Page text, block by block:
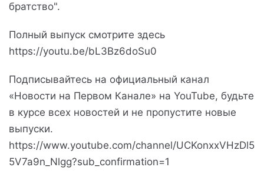
братство".
Полный выпуск смотрите здесь
https://youtu.be/bL3Bz6doSu0
Подписывайтесь на официальный канал
«Новости на Первом Канале» на YouTube, будьте
в курсе всех новостей и не пропустите новые
выпуски.
https://www.youtube.com/channel/UCKonxxVHzDl5
5V7a9n_Nlgg?sub_confirmation=1